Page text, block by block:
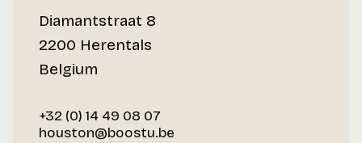
Diamantstraat 8
2200 Herentals
Belgium
+32 (0) 14 49 08 07
houston@boostu.be